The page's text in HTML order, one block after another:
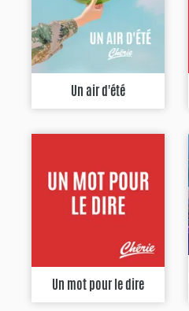
Un air d'été
Un mot pour le dire